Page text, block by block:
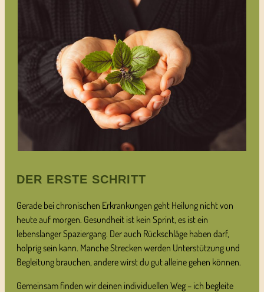
DER ERSTE SCHRITT
Gerade bei chronischen Erkrankungen geht Heilung nicht von
heute auf morgen. Gesundheit ist kein Sprint, es ist ein
lebenslanger Spaziergang. Der auch Rückschläge haben darf,
holprig sein kann. Manche Strecken werden Unterstützung und
Begleitung brauchen, andere wirst du gut alleine gehen können.
Gemeinsam finden wir deinen individuellen Weg – ich begleite